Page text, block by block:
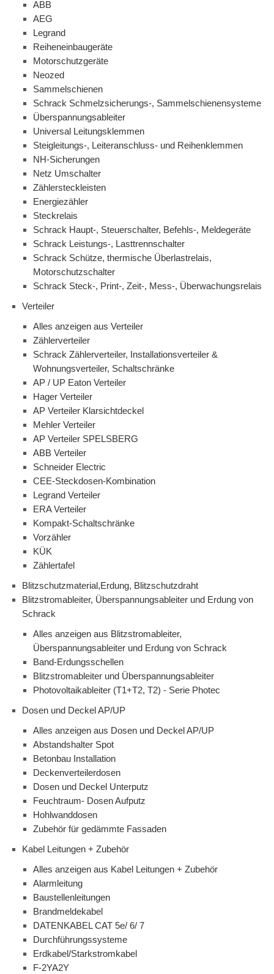
ABB
AEG
Legrand
Reiheneinbaugeräte
Motorschutzgeräte
Neozed
Sammelschienen
Schrack Schmelzsicherungs-, Sammelschienensysteme
Überspannungsableiter
Universal Leitungsklemmen
Steigleitungs-, Leiteranschluss- und Reihenklemmen
NH-Sicherungen
Netz Umschalter
Zählersteckleisten
Energiezähler
Steckrelais
Schrack Haupt-, Steuerschalter, Befehls-, Meldegeräte
Schrack Leistungs-, Lasttrennschalter
Schrack Schütze, thermische Überlastrelais,
Motorschutzschalter
Schrack Steck-, Print-, Zeit-, Mess-, Überwachungsrelais
Verteiler
Alles anzeigen aus Verteiler
Zählerverteiler
Schrack Zählerverteiler, Installationsverteiler &
Wohnungsverteiler, Schaltschränke
AP / UP Eaton Verteiler
Hager Verteiler
AP Verteiler Klarsichtdeckel
Mehler Verteiler
AP Verteiler SPELSBERG
ABB Verteiler
Schneider Electric
CEE-Steckdosen-Kombination
Legrand Verteiler
ERA Verteiler
Kompakt-Schaltschränke
Vorzähler
KÜK
Zählertafel
Blitzschutzmaterial,Erdung, Blitzschutzdraht
Blitzstromableiter, Überspannungsableiter und Erdung von
Schrack
Alles anzeigen aus Blitzstromableiter,
Überspannungsableiter und Erdung von Schrack
Band-Erdungsschellen
Blitzstromableiter und Überspannungsableiter
Photovoltaikableiter (T1+T2, T2) - Serie Photec
Dosen und Deckel AP/UP
Alles anzeigen aus Dosen und Deckel AP/UP
Abstandshalter Spot
Betonbau Installation
Deckenverteilerdosen
Dosen und Deckel Unterputz
Feuchtraum- Dosen Aufputz
Hohlwanddosen
Zubehör für gedämmte Fassaden
Kabel Leitungen + Zubehör
Alles anzeigen aus Kabel Leitungen + Zubehör
Alarmleitung
Baustellenleitungen
Brandmeldekabel
DATENKABEL CAT 5e/ 6/ 7
Durchführungssysteme
Erdkabel/Starkstromkabel
F-2YA2Y